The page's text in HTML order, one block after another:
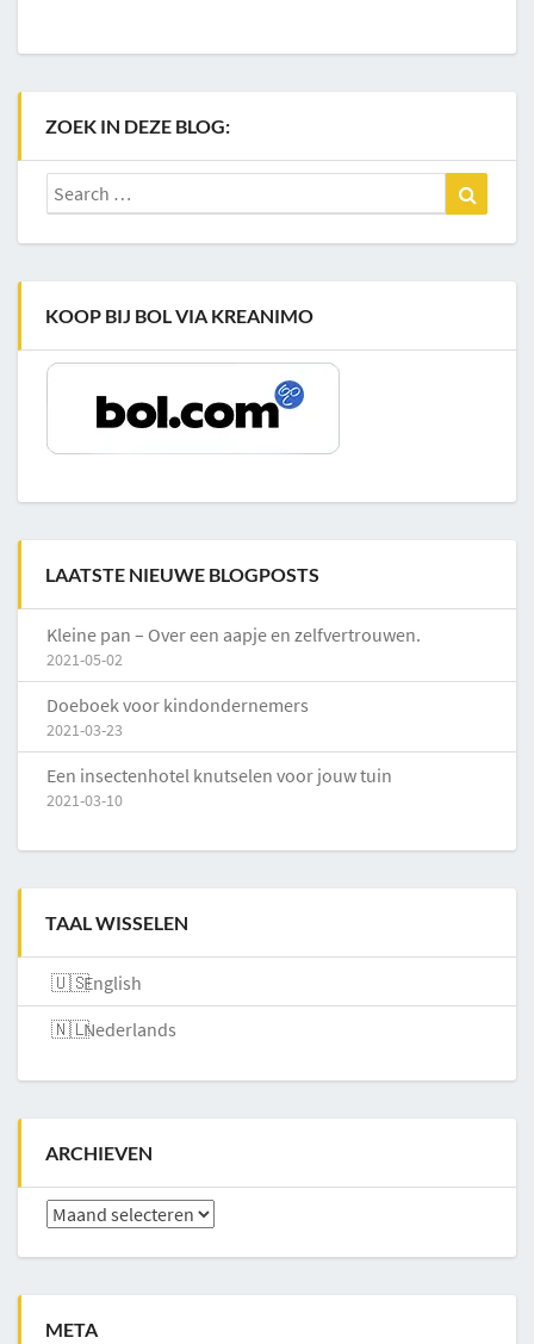
ZOEK IN DEZE BLOG:
Search
for:
KOOP BIJ BOL VIA KREANIMO
LAATSTE NIEUWE BLOGPOSTS
Kleine pan – Over een aapje en zelfvertrouwen.
2021-05-02
Doeboek voor kindondernemers
2021-03-23
Een insectenhotel knutselen voor jouw tuin
2021-03-10
TAAL WISSELEN
English
Nederlands
ARCHIEVEN
Archieven
META